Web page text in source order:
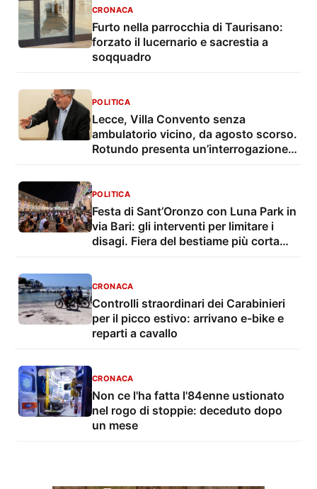
CRONACA
Furto nella parrocchia di Taurisano:
forzato il lucernario e sacrestia a
soqquadro
POLITICA
Lecce, Villa Convento senza
ambulatorio vicino, da agosto scorso.
Rotundo presenta un’interrogazione e
POLITICA
Festa di Sant’Oronzo con Luna Park in
via Bari: gli interventi per limitare i
disagi. Fiera del bestiame più corta
CRONACA
Controlli straordinari dei Carabinieri
per il picco estivo: arrivano e-bike e
reparti a cavallo
CRONACA
Non ce l'ha fatta l'84enne ustionato
nel rogo di stoppie: deceduto dopo
un mese